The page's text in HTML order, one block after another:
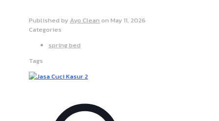
Published by Ayo Clean on May 11, 2026
Categories
spring bed
Tags